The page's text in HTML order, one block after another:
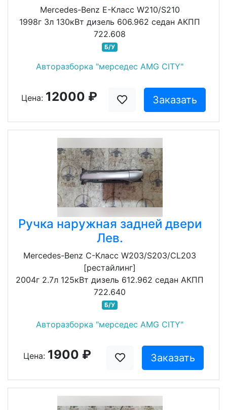
Mercedes-Benz E-Класс W210/S210
1998г 3л 130кВт дизель 606.962 седан АКПП
722.608
Б/У
Авторазборка "мерседес AMG CITY"
Цена: 12000 ₽ Заказать
Ручка наружная задней двери
Лев.
Mercedes-Benz C-Класс W203/S203/CL203
[рестайлинг]
2004г 2.7л 125кВт дизель 612.962 седан АКПП
722.640
Б/У
Авторазборка "мерседес AMG CITY"
Цена: 1900 ₽ Заказать